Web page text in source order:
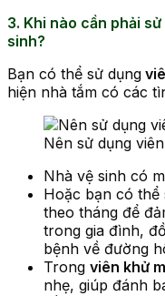
3. Khi nào cần phải
sinh?
Bạn có thể sử dụng
hiện nhà tắm có các
Nên sử dụng
Nhà vệ sinh có
Hoặc bạn có
theo tháng để
trong gia đình,
bệnh về đường
Trong viên khử
nhẹ, giúp đánh